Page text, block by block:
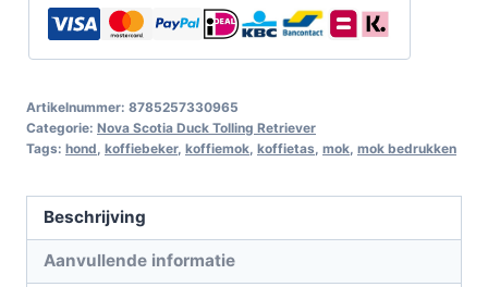
Artikelnummer: 8785257330965
Categorie: Nova Scotia Duck Tolling Retriever
Tags: hond koffiebeker, koffiemok koffietas mok mok bedrukken
Beschrijving
Aanvullende informatie